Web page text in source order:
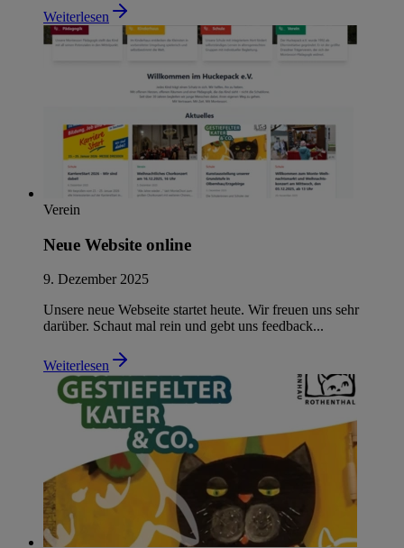
Weiterlesen
Verein
Neue Website online
9. Dezember 2025
Unsere neue Webseite startet heute. Wir freuen uns sehr
darüber. Schaut mal rein und gebt uns feedback...
Weiterlesen